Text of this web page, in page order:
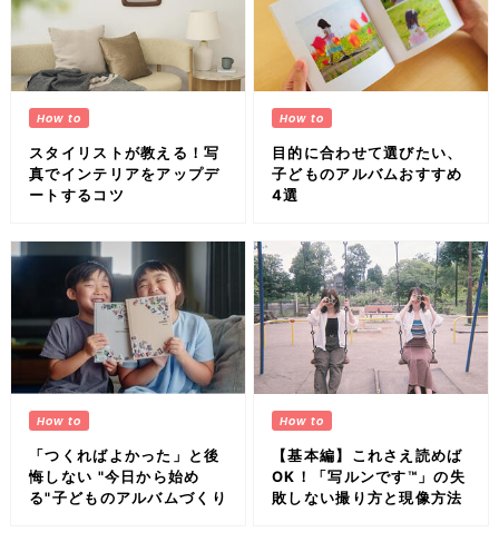
スタイリストが教える！写
真でインテリアをアップデ
ートするコツ
目的に合わせて選びたい、
子どものアルバムおすすめ
4選
「つくればよかった」と後
悔しない "今日から始め
る"子どものアルバムづくり
【基本編】これさえ読めば
OK！「写ルンです™」の失
敗しない撮り方と現像方法